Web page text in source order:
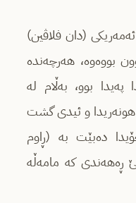
(دان فلاڤین)
بووەوە، هەرچەندە
پەیدا بوو، بەڵام لە
هونەریدا و ئیدی گشت
دەبێت بە (ڕاوم
ڕەهەندی کە مامەڵە